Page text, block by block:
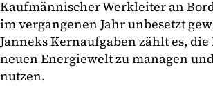
Kaufmännischer Werkleiter an
im vergangenen Jahr unbesetzt
Janneks Kernaufgaben zählt es,
neuen Energiewelt zu managen
nutzen.